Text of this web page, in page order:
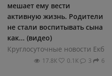
мешает ему вести
активную жизнь. Родители
не стали воспитывать сына
как... (видео)
Круглосуточные новости Екб
17.8К 0.1К 3 6